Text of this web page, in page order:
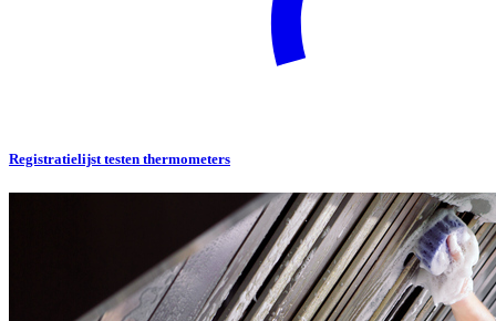
Registratielijst testen thermometers